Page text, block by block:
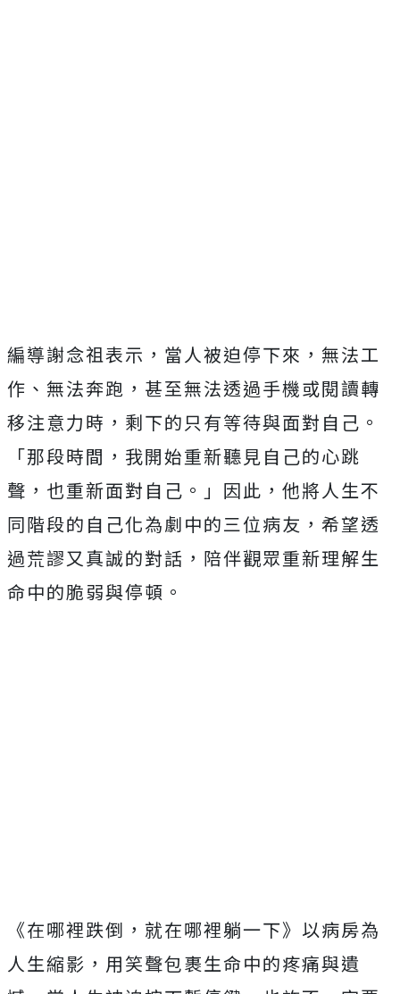
編導謝念祖表示，當人被迫停下來，無法工
作、無法奔跑，甚至無法透過手機或閱讀轉
移注意力時，剩下的只有等待與面對自己。
「那段時間，我開始重新聽見自己的心跳
聲，也重新面對自己。」因此，他將人生不
同階段的自己化為劇中的三位病友，希望透
過荒謬又真誠的對話，陪伴觀眾重新理解生
命中的脆弱與停頓。
《在哪裡跌倒，就在哪裡躺一下》以病房為
人生縮影，用笑聲包裹生命中的疼痛與遺